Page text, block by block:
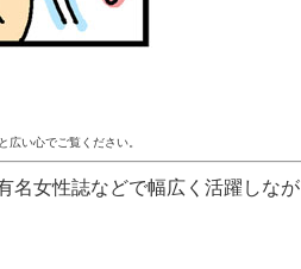
い心でご覧ください。
名女性誌などで幅広く活躍しなが